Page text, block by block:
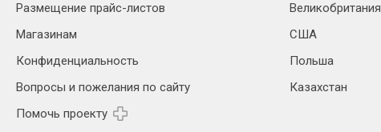
Размещение прайс-листов
Магазинам
Конфиденциальность
Вопросы и пожелания по сайту
Помочь проекту
Великобритания
США
Польша
Казахстан